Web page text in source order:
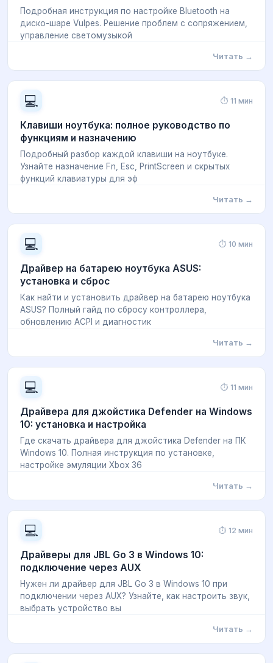
Подробная инструкция по настройке Bluetooth на
диско-шаре Vulpes. Решение проблем с сопряжением,
управление светомузыкой
Читать →
💻 ⏱ 11 мин
Клавиши ноутбука: полное руководство по
функциям и назначению
Подробный разбор каждой клавиши на ноутбуке.
Узнайте назначение Fn, Esc, PrintScreen и скрытых
функций клавиатуры для эф
Читать →
💻 ⏱ 10 мин
Драйвер на батарею ноутбука ASUS:
установка и сброс
Как найти и установить драйвер на батарею ноутбука
ASUS? Полный гайд по сбросу контроллера,
обновлению ACPI и диагностик
Читать →
💻 ⏱ 11 мин
Драйвера для джойстика Defender на Windows
10: установка и настройка
Где скачать драйвера для джойстика Defender на ПК
Windows 10. Полная инструкция по установке,
настройке эмуляции Xbox 36
Читать →
💻 ⏱ 12 мин
Драйверы для JBL Go 3 в Windows 10:
подключение через AUX
Нужен ли драйвер для JBL Go 3 в Windows 10 при
подключении через AUX? Узнайте, как настроить звук,
выбрать устройство вы
Читать →